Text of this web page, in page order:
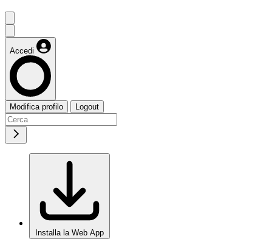
Accedi
Modifica profilo Logout
Installa la Web App